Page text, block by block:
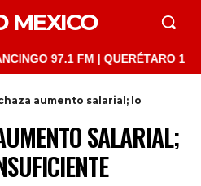
MEXICO
97.1 FM | QUERÉTARO 103.1
aumento salarial; lo
SALARIAL;